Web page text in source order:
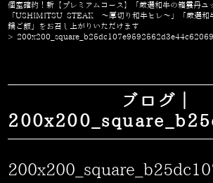
個室確約！新【プレミアムコース】「厳選和牛の箱雲丹ユ
「USHIMITSU STEAK 〜厚切り和牛ヒレ〜」「厳選和
鍋ご飯」をお召し上がりいただけます
>
ブログ｜